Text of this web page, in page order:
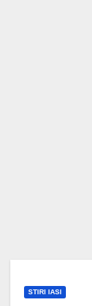
STIRI IASI